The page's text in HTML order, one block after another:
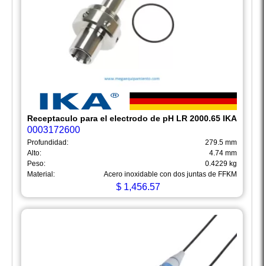
Receptaculo para el electrodo de pH LR 2000.65 IKA
0003172600
Profundidad:
279.5 mm
Alto:
4.74 mm
Peso:
0.4229 kg
Material:
Acero inoxidable con dos juntas de FFKM
$1,456.57